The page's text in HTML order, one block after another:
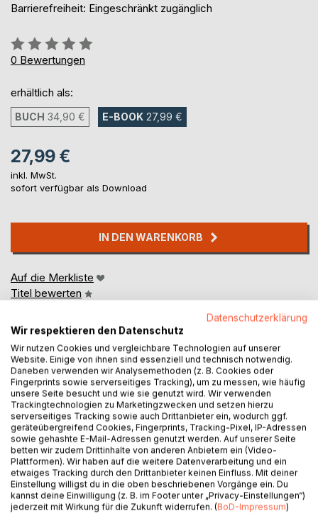
Barrierefreiheit: Eingeschränkt zugänglich
Bewertung::
0%
0 Bewertungen
erhältlich als:
BUCH 34,90 € E-BOOK 27,99 €
27,99 €
inkl. MwSt.
sofort verfügbar als Download
IN DEN WARENKORB
Auf die Merkliste
Titel bewerten
BESCHREIBUNG
In einfühlsamen Worten beschreibt Otto Kemmner seine
Erinnerungen von der Kindheit in einfachen bäuerlichen
Verhältnissen auf dem schwäbischen Land in den 20er und
30er Jahren, über den Umbruch des Zweiten Weltkriegs
bis zur Karriere in der internationalen
Landmaschinenindustrie.
Datenschutzerklärung
Wir respektieren den Datenschutz
Wir nutzen Cookies und vergleichbare Technologien auf unserer
Website. Einige von ihnen sind essenziell und technisch notwendig.
Daneben verwenden wir Analysemethoden (z. B. Cookies oder
Fingerprints sowie serverseitiges Tracking), um zu messen, wie häufig
unsere Seite besucht und wie sie genutzt wird. Wir verwenden
Trackingtechnologien zu Marketingzwecken und setzen hierzu
serverseitiges Tracking sowie auch Drittanbieter ein, wodurch ggf.
geräteübergreifend Cookies, Fingerprints, Tracking-Pixel, IP-Adressen
sowie gehashte E-Mail-Adressen genutzt werden. Auf unserer Seite
betten wir zudem Drittinhalte von anderen Anbietern ein (Video-
Plattformen). Wir haben auf die weitere Datenverarbeitung und ein
etwaiges Tracking durch den Drittanbieter keinen Einfluss. Mit deiner
Einstellung willigst du in die oben beschriebenen Vorgänge ein. Du
kannst deine Einwilligung (z. B. im Footer unter „Privacy-Einstellungen“)
jederzeit mit Wirkung für die Zukunft widerrufen. (BoD-Impressum)